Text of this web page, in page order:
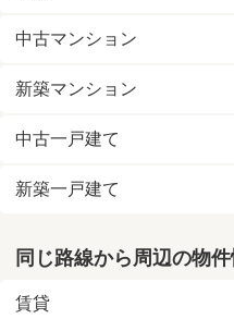
中古マンション
新築マンション
中古一戸建て
新築一戸建て
同じ路線から周辺の物
賃貸